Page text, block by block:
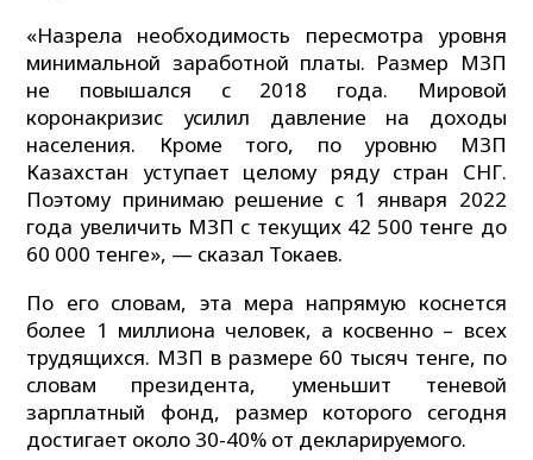
«Назрела необходимость пересмотра уровня
минимальной заработной платы. Размер МЗП
не повышался с 2018 года. Мировой
коронакризис усилил давление на доходы
населения. Кроме того, по уровню МЗП
Казахстан уступает целому ряду стран СНГ.
Поэтому принимаю решение с 1 января 2022
года увеличить МЗП с текущих 42 500 тенге до
60 000 тенге», — сказал Токаев.
По его словам, эта мера напрямую коснется
более 1 миллиона человек, а косвенно – всех
трудящихся. МЗП в размере 60 тысяч тенге, по
словам президента, уменьшит теневой
зарплатный фонд, размер которого сегодня
достигает около 30-40% от декларируемого.